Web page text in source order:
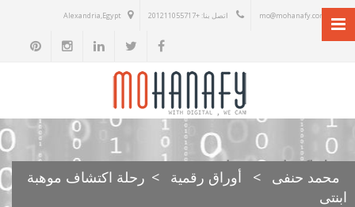
mo@mohanafy.com اتصل بنا: +201211055717 Alexandria,Egypt
رحلة اكتشاف موهبة ابنتى
محمد حنفى > أوراق رقمية > رحلة اكتشاف موهبة
ابنتى